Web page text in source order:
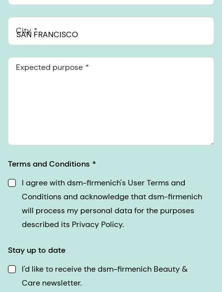
City
Expected purpose
Terms and Conditions
I agree with dsm-firmenich's User Terms and
Conditions and acknowledge that dsm-firmenich
will process my personal data for the purposes
described its Privacy Policy.
Stay up to date
I'd like to receive the dsm-firmenich Beauty &
Care newsletter.